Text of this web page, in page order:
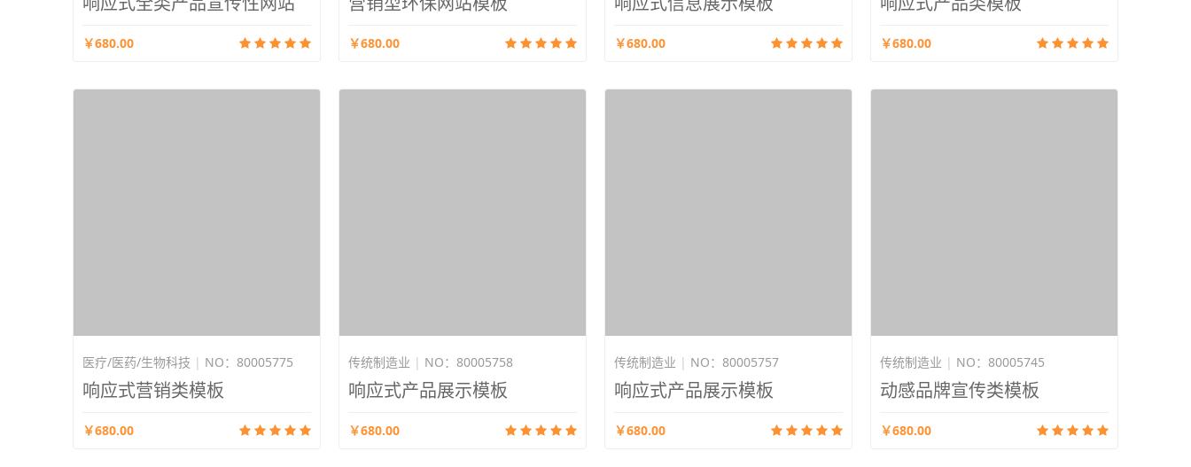
￥680.00 ￥680.00 ￥680.00 ￥680.00
医疗/医药/生物科技 | NO：80005775
响应式营销类模板
￥680.00
传统制造业 | NO：80005758
响应式产品展示模板
￥680.00
传统制造业 | NO：80005757
响应式产品展示模板
￥680.00
传统制造业 | NO：80005745
动感品牌宣传类模板
￥680.00